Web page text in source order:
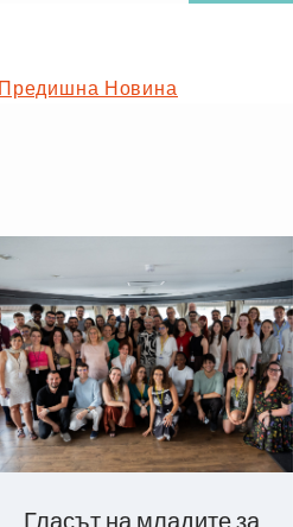
Предишна Новина
Гласът на младите за